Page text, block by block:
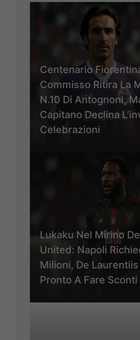
Centenario
Commisso Ritira La
N.10 Di Antognoni,
Capitano Declina
Celebrazioni
Lukaku Nel Mirino
United: Napoli
Milioni, De
Pronto A Fare Sconti